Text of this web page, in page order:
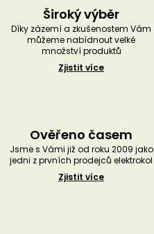
Široký výběr
Díky zázemí a zkušenostem Vám
můžeme nabídnout velké
množství produktů
Zjistit více
Ověřeno časem
Jsme s Vámi již od roku 2009 jako
jedni z prvních prodejců elektrokol
Zjistit více